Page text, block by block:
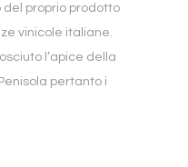
del proprio prodotto
vinicole italiane.
l’apice della
pertanto i